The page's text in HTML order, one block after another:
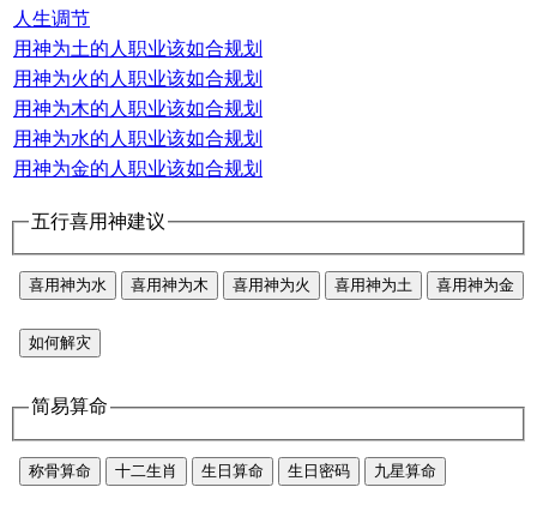
人生调节
用神为土的人职业该如合规划
用神为火的人职业该如合规划
用神为木的人职业该如合规划
用神为水的人职业该如合规划
用神为金的人职业该如合规划
五行喜用神建议
喜用神为水 喜用神为木 喜用神为火 喜用神为土 喜用神为金
如何解灾
简易算命
称骨算命 十二生肖 生日算命 生日密码 九星算命